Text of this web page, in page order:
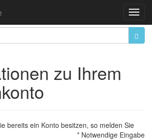
erstellen
zu Ihrem
bereits ein Konto besitzen, so melden Sie
* Notwendige Eingabe